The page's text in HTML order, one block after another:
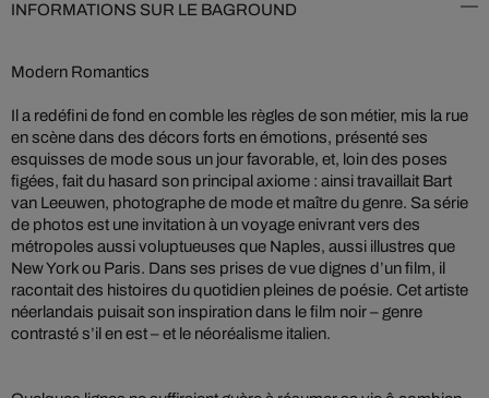
INFORMATIONS SUR LE BAGROUND
Modern Romantics
Il a redéfini de fond en comble les règles de son métier, mis la rue
en scène dans des décors forts en émotions, présenté ses
esquisses de mode sous un jour favorable, et, loin des poses
figées, fait du hasard son principal axiome : ainsi travaillait Bart
van Leeuwen, photographe de mode et maître du genre. Sa série
de photos est une invitation à un voyage enivrant vers des
métropoles aussi voluptueuses que Naples, aussi illustres que
New York ou Paris. Dans ses prises de vue dignes d’un film, il
racontait des histoires du quotidien pleines de poésie. Cet artiste
néerlandais puisait son inspiration dans le film noir – genre
contrasté s’il en est – et le néoréalisme italien.